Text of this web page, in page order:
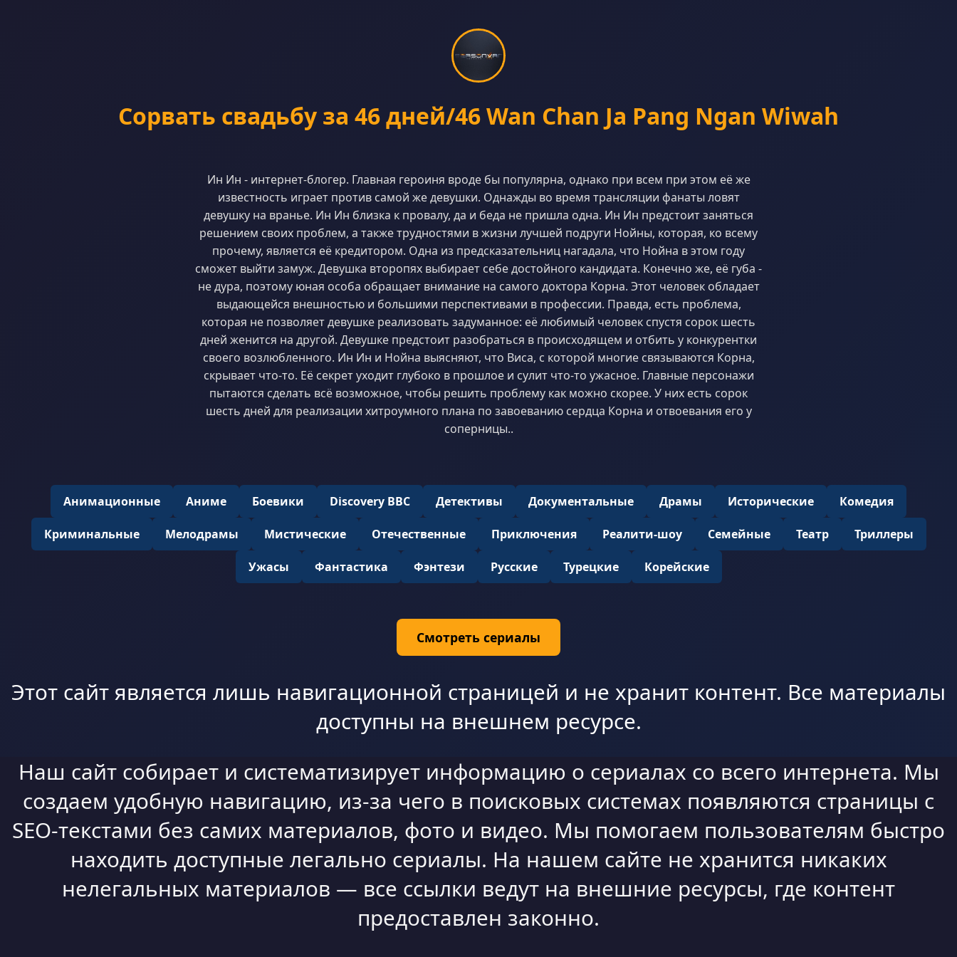
Сорвать свадьбу за 46 дней/46 Wan Chan Ja Pang Ngan Wiwah
Ин Ин - интернет-блогер. Главная героиня вроде бы популярна, однако при всем при этом её же
известность играет против самой же девушки. Однажды во время трансляции фанаты ловят
девушку на вранье. Ин Ин близка к провалу, да и беда не пришла одна. Ин Ин предстоит заняться
решением своих проблем, а также трудностями в жизни лучшей подруги Нойны, которая, ко всему
прочему, является её кредитором. Одна из предсказательниц нагадала, что Нойна в этом году
сможет выйти замуж. Девушка второпях выбирает себе достойного кандидата. Конечно же, её губа -
не дура, поэтому юная особа обращает внимание на самого доктора Корна. Этот человек обладает
выдающейся внешностью и большими перспективами в профессии. Правда, есть проблема,
которая не позволяет девушке реализовать задуманное: её любимый человек спустя сорок шесть
дней женится на другой. Девушке предстоит разобраться в происходящем и отбить у конкурентки
своего возлюбленного. Ин Ин и Нойна выясняют, что Виса, с которой многие связываются Корна,
скрывает что-то. Её секрет уходит глубоко в прошлое и сулит что-то ужасное. Главные персонажи
пытаются сделать всё возможное, чтобы решить проблему как можно скорее. У них есть сорок
шесть дней для реализации хитроумного плана по завоеванию сердца Корна и отвоевания его у
соперницы..
Анимационные Аниме Боевики Discovery BBC Детективы Документальные Драмы Исторические Комедия
Криминальные Мелодрамы Мистические Отечественные Приключения Реалити-шоу Семейные Театр Триллеры
Ужасы Фантастика Фэнтези Русские Турецкие Корейские
Смотреть сериалы
Этот сайт является лишь навигационной страницей и не хранит контент. Все материалы
доступны на внешнем ресурсе.
Наш сайт собирает и систематизирует информацию о сериалах со всего интернета. Мы
создаем удобную навигацию, из-за чего в поисковых системах появляются страницы с
SEO-текстами без самих материалов, фото и видео. Мы помогаем пользователям быстро
находить доступные легально сериалы. На нашем сайте не хранится никаких
нелегальных материалов — все ссылки ведут на внешние ресурсы, где контент
предоставлен законно.